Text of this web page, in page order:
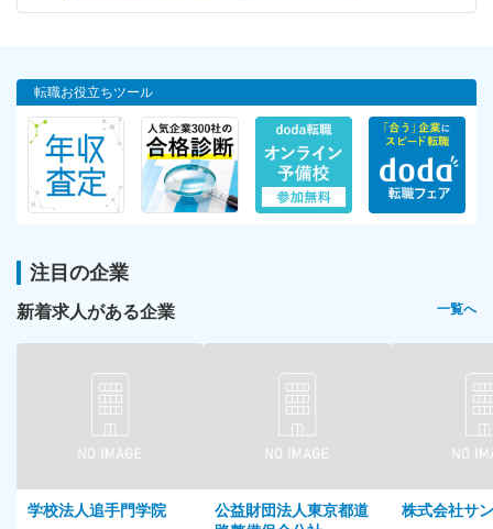
転職お役立ちツール
注目の企業
新着求人がある企業 一覧へ
学校法人追手門学院
公益財団法人東京都道
株式会社サ